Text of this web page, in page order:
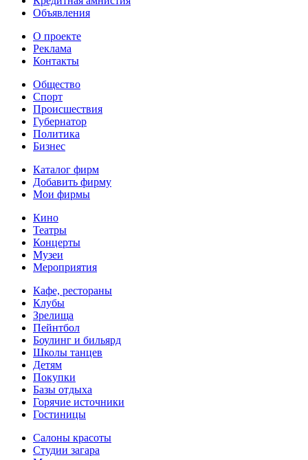
Объявления
О проекте
Реклама
Контакты
Общество
Спорт
Происшествия
Губернатор
Политика
Бизнес
Каталог фирм
Добавить фирму
Мои фирмы
Кино
Театры
Концерты
Музеи
Мероприятия
Кафе, рестораны
Клубы
Зрелища
Пейнтбол
Боулинг и бильярд
Школы танцев
Детям
Покупки
Базы отдыха
Горячие источники
Гостиницы
Салоны красоты
Студии загара